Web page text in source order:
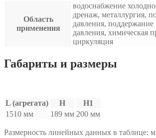
Область
применения
водоснабжение
дренаж, металлургия,
давления, поддержание
давления, химическая
циркуляция
Габариты и размеры
L (агрегата) H
H1
1510 мм
189 мм 200 мм
Размерность линейных данных в таблице: